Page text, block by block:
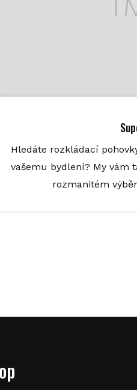
Hledáte rozkládací
vašemu bydlení? My vám
rozmanitém